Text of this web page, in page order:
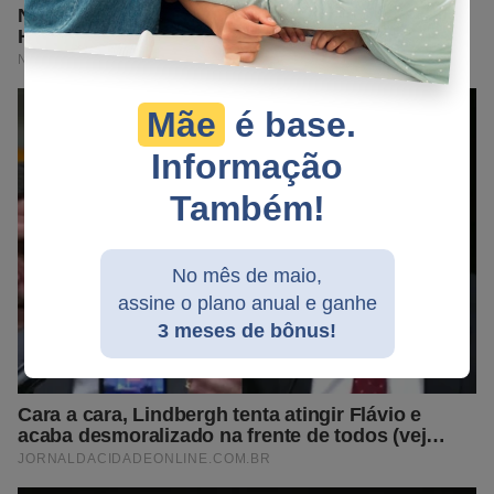
Mãe é base.
Informação
Também!
No mês de maio,
assine o plano anual e ganhe
3 meses de bônus!